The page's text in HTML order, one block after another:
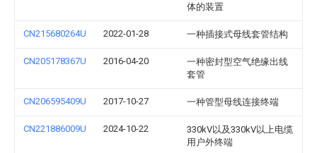
体的装置
CN215680264U 2022-01-28 一种插接式母线套管结构
CN205178367U 2016-04-20
一种密封型空气绝缘出线
套管
CN206595409U 2017-10-27 一种管型母线连接终端
CN221886009U 2024-10-22
330kV以及330kV以上电缆
用户外终端